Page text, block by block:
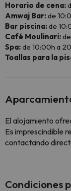
Horario de cena:
Amwaj Bar:de
Bar piscina:de
Café Moulinari:
Spa:de 10:00h a
Toallas para la
El alojamiento
Es imprescindible
contactando
Condiciones